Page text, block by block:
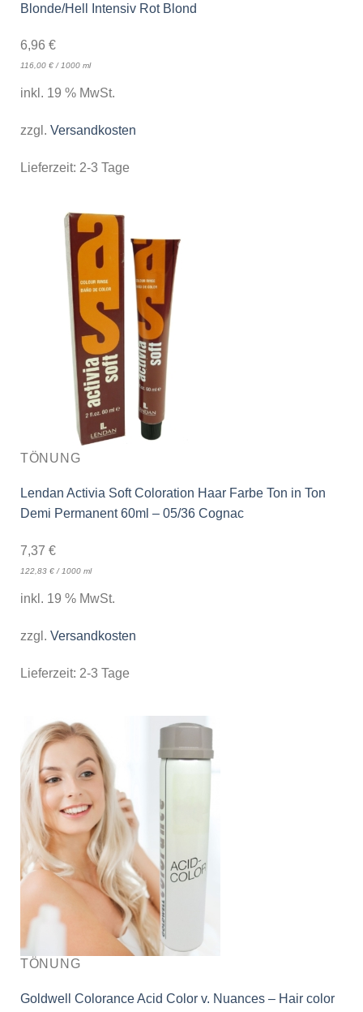
Blonde/Hell Intensiv Rot Blond
6,96 €
116,00 €/1000 ml
inkl. 19 % MwSt.
zzgl. Versandkosten
Lieferzeit: 2-3 Tage
TÖNUNG
Lendan Activia Soft Coloration Haar Farbe Ton in Ton
Demi Permanent 60ml – 05/36 Cognac
7,37 €
122,83 €/ 1000 ml
inkl. 19 % MwSt.
zzgl. Versandkosten
Lieferzeit: 2-3 Tage
TÖNUNG
Goldwell Colorance Acid Color v. Nuances – Hair color